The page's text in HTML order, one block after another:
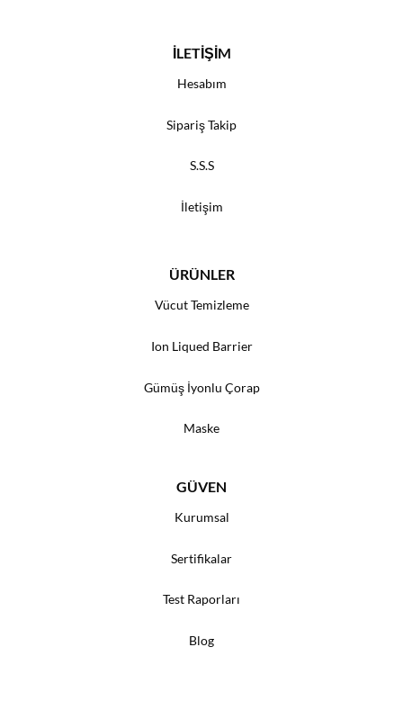
ÜRÜNLER
Vücut Temizleme
Ion Liqued Barrier
Gümüş İyonlu Çorap
Maske
GÜVEN
Kurumsal
Sertifikalar
Test Raporları
Blog
İLETİŞİM
Hesabım
Sipariş Takip
S.S.S
İletişim